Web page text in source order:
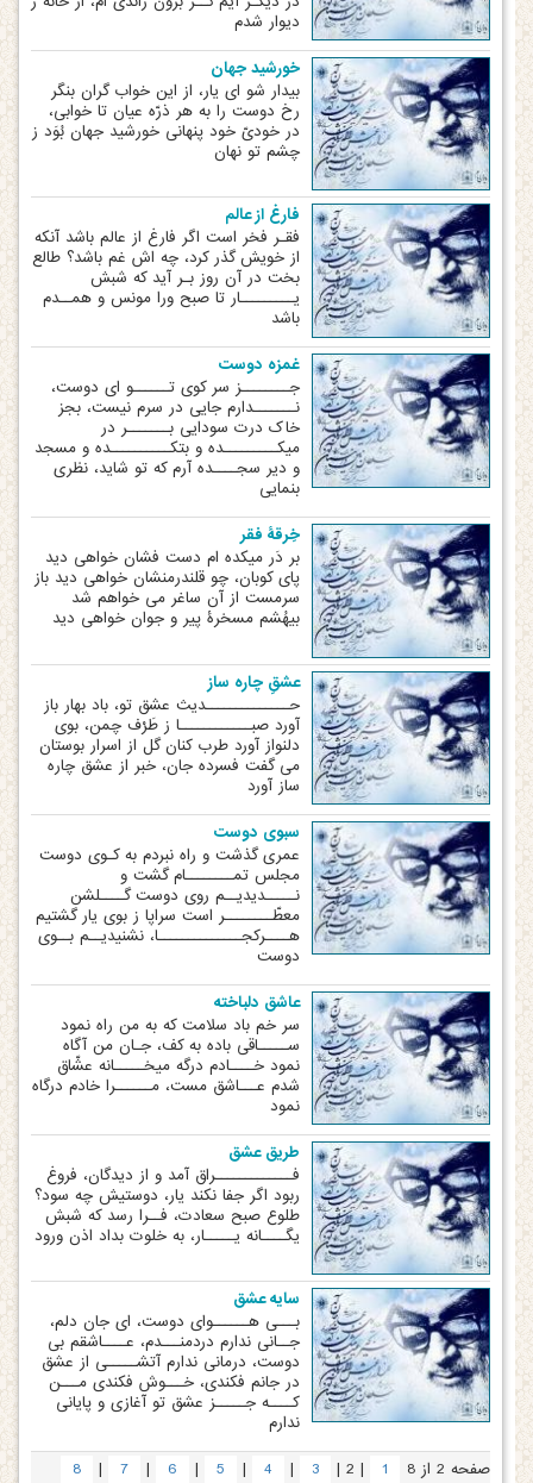
دیوار شدم
خورشید جهان
بیدار شو ای یار، از این خواب گران بنگر
رخ دوست را به هر ذرّه عیان تا خوابی،
در خودیّ خود پنهانی خورشید جهان بُوَد ز
چشم تو نهان
فارغ از عالم
فقـر فخر است اگر فارغ از عالم باشد آنکه
از خویش گذر کرد، چه ‏اش غم باشد؟ طالع
بخت در آن روز بـر آید که شبش
یـــــــــار تا صبح ورا مونس و همــدم
باشد
غمزه دوست
جــــــــز سر کوی تــــــو ای دوست،
نـــــــدارم جایی در سرم نیست، بجز
خاک درت سودایی بـــــــر در
میکـــــــــده و بتکــــــــــده و مسجد
و دیر سجــــده آرم که تو شاید، نظری
بنمایی
خِرقۀ فقر
بر دَر میکده ام دست فشان خواهی دید‏
‏‏پای کوبان، چو قلندرمنشان خواهی دید‏ ‏‏باز
سرمست از آن ساغر می خواهم شد‏
‏بیهُشم مسخرۀ پیر و جوان خواهی دید
عشقِ چاره ساز
حــــــــــــــدیث عشق تو، باد بهار باز
آورد صبــــــــــــا ز طَرْف چمن، بوی
دلنواز آورد طرب کنان گل از اسرار بوستان
می گفت فسرده جان، خبر از عشق چاره
ساز آورد
سبوی دوست
عمری گذشت و راه نبردم به کـوی دوست
مجلس تمــــــــام گشت و
نـــــدیدیــم روی دوست گــــلشن
معطّــــــــر است سراپا ز بوی یار گشتیم
هــــرکجــــــــــــــا، نشنیدیــم بــوی
دوست
عاشق دلباخته
سر خم باد سلامت که به من راه نمود
ســـــاقی باده به کف، جـان من آگاه
نمود خــــادم درگه میخـــــانه عشّاق
شدم عـــاشق مست، مــــــرا خادم درگاه
نمود
طریق عشق
فـــــــــــــراق آمد و از دیدگان، فروغ
ربود اگر جفا نکند یار، دوستیش چه سود؟
طلوع صبح سعادت، فــرا رسد که شبش
یگــــانه یـــــار، به خلوت بداد اذن ورود
سایه عشق
بـــی هــــــوای دوست، ای جان دلم،
جــانی ندارم دردمنـــدم، عــــاشقم بی
دوست، درمانی ندارم آتشـــــی از عشق
در جانم فکندی، خـــوش فکندی مـــن
کــــه جـــــز عشق تو آغازی و پایانی
ندارم
صفحه 2 از 8 1
|
2
|
3
|
4
|
5
|
6
|
7
|
8